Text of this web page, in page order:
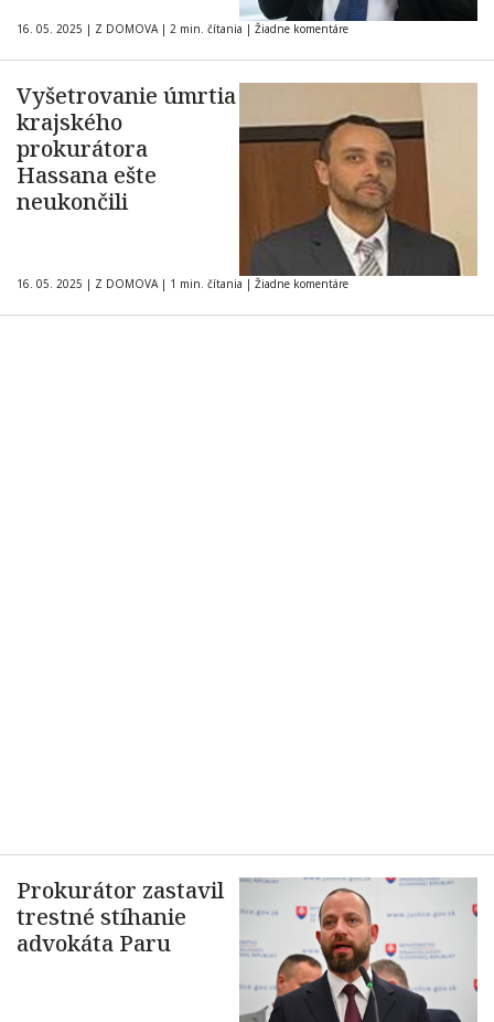
16. 05. 2025 | Z DOMOVA | 2 min. čítania | Žiadne komentáre
Vyšetrovanie úmrtia
krajského
prokurátora
Hassana ešte
neukončili
16. 05. 2025 | Z DOMOVA | 1 min. čítania | Žiadne komentáre
Prokurátor zastavil
trestné stíhanie
advokáta Paru